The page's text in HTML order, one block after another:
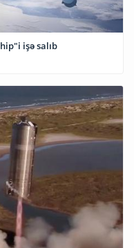
işə salıb